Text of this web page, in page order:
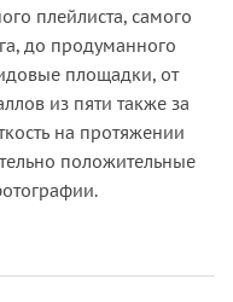
плейлиста, самого
до продуманного
площадки, от
из пяти также за
на протяжении
положительные